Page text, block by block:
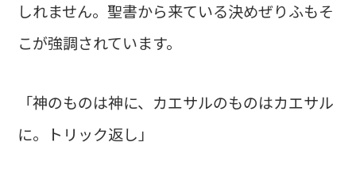
しれません。聖書から来ている決めぜりふもそ
こが強調されています。
「神のものは神に、カエサルのものはカエサル
に。トリック返し」